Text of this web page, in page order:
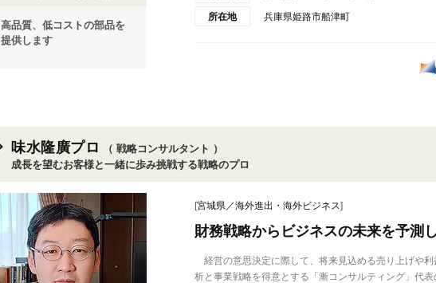
高品質、低コストの部品を
提供します
所在地 兵庫県姫路市船津町
味水隆廣プロ
（ 戦略コンサルタント ）
成長を望むお客様と一緒に歩み挑戦する戦略のプロ
[宮城県／海外進出・海外ビジネス]
財務戦略からビジネスの未来を予測
経営の意思決定に際して、将来見込める売り上げや
析と事業戦略を得意とする「漸コンサルティング」代